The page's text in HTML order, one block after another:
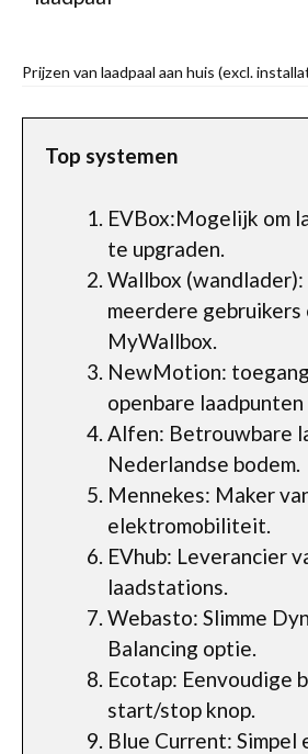
Prijzen van laadpaal aan huis (excl.
Top systemen
EVBox:Mogelijk om
te upgraden.
Wallbox
meerdere gebruikers
MyWallbox.
NewMotion:
openbare laadpunten
Alfen: Betrouwbare
Nederlandse bodem.
Mennekes: Maker
elektromobiliteit.
EVhub: Leverancier
laadstations.
Webasto: Slimme
Balancing optie.
Ecotap: Eenvoudige
start/stop knop.
Blue Current: Simpel